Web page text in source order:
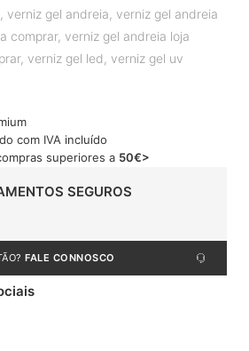
, verniz gel andreia, verniz gel andreia
comprar, verniz gel andreia loja
, verniz gel led , verniz gel uv
com IVA incluído
superiores a 50€>
SEGUROS
FALE CONNOSCO